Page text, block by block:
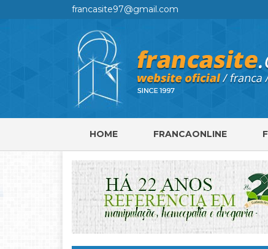
francasite97@gmail.com
HOME FRANCAONLINE